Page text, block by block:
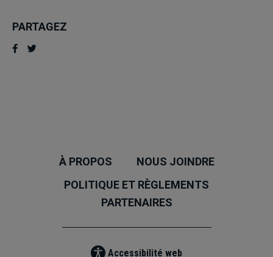
PARTAGEZ
À PROPOS
NOUS JOINDRE
POLITIQUE ET RÈGLEMENTS
PARTENAIRES
Accessibilité web